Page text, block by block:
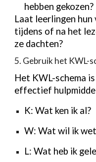
hebben gekozen?
Laat leerlingen
tijdens of na het
ze dachten?
5. Gebruik het KWL-
Het KWL-schema
effectief
K: Wat ken ik al?
W: Wat wil ik
L: Wat heb ik